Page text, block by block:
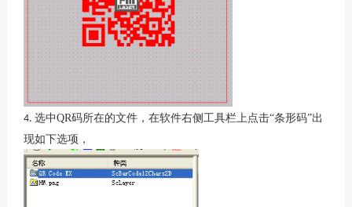
4. 选中QR码所在的文件，在软件右侧工具栏上点击“条形码”出
现如下选项，